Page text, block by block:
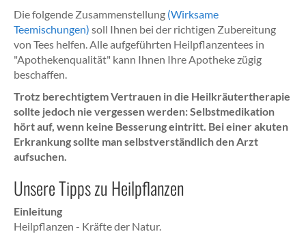
Die folgende Zusammenstellung (Wirksame
Teemischungen) soll Ihnen bei der richtigen Zubereitung
von Tees helfen. Alle aufgeführten Heilpflanzentees in
"Apothekenqualität" kann Ihnen Ihre Apotheke zügig
beschaffen.
Trotz berechtigtem Vertrauen in die Heilkräutertherapie
sollte jedoch nie vergessen werden: Selbstmedikation
hört auf, wenn keine Besserung eintritt. Bei einer akuten
Erkrankung sollte man selbstverständlich den Arzt
aufsuchen.
Unsere Tipps zu Heilpflanzen
Einleitung
Heilpflanzen - Kräfte der Natur.